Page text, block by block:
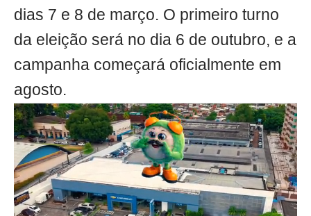
dias 7 e 8 de março. O primeiro turno
da eleição será no dia 6 de outubro, e a
campanha começará oficialmente em
agosto.